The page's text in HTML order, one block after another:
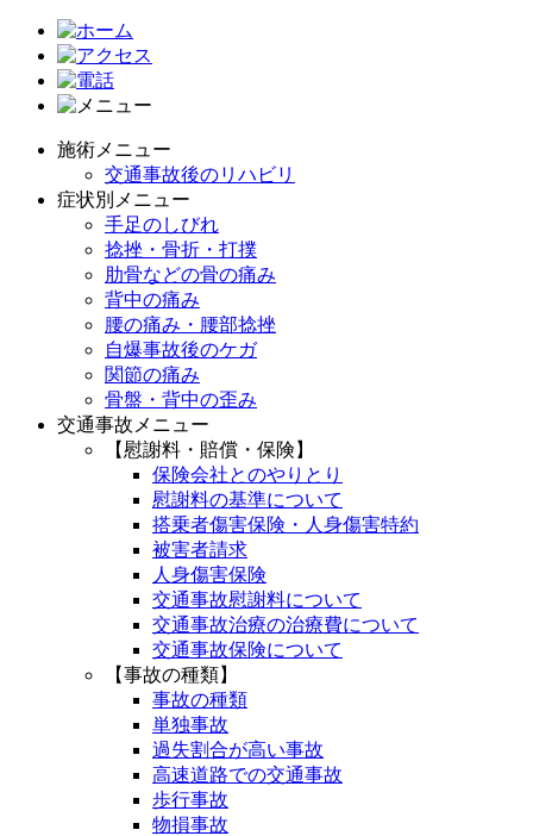
施術メニュー
交通事故後のリハビリ
症状別メニュー
手足のしびれ
捻挫・骨折・打撲
肋骨などの骨の痛み
背中の痛み
腰の痛み・腰部捻挫
自爆事故後のケガ
関節の痛み
骨盤・背中の歪み
交通事故メニュー
【慰謝料・賠償・保険】
保険会社とのやりとり
慰謝料の基準について
搭乗者傷害保険・人身傷害特約
被害者請求
人身傷害保険
交通事故慰謝料について
交通事故治療の治療費について
交通事故保険について
【事故の種類】
事故の種類
単独事故
過失割合が高い事故
高速道路での交通事故
歩行事故
物損事故